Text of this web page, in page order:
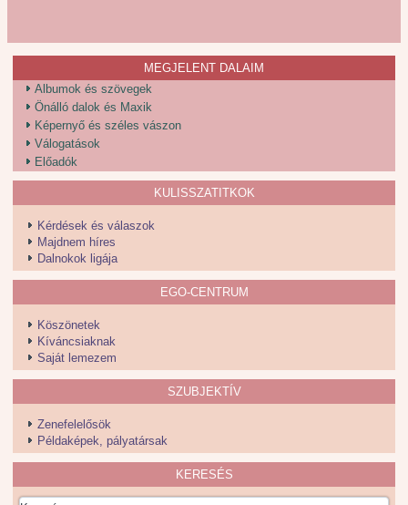
MEGJELENT DALAIM
Albumok és szövegek
Önálló dalok és Maxik
Képernyő és széles vászon
Válogatások
Előadók
KULISSZATITKOK
Kérdések és válaszok
Majdnem híres
Dalnokok ligája
EGO-CENTRUM
Köszönetek
Kíváncsiaknak
Saját lemezem
SZUBJEKTÍV
Zenefelelősök
Példaképek, pályatársak
KERESÉS